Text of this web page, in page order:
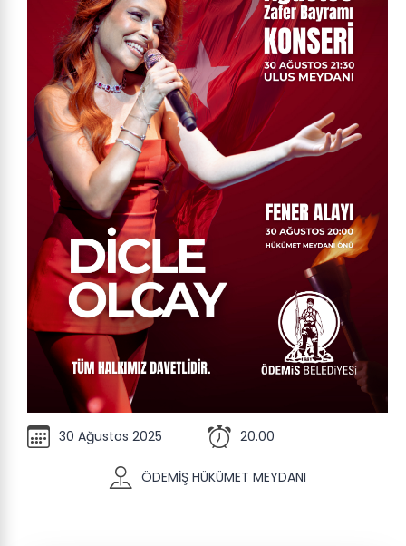
30 Ağustos 2025 20.00
ÖDEMİŞ HÜKÜMET MEYDANI